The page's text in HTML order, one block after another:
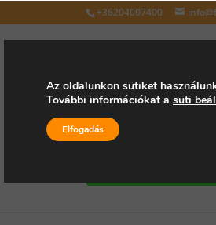
+36204007400
Válasszon oldalt
Az oldalunkon sütiket
További információkat a süti
Elfogadás